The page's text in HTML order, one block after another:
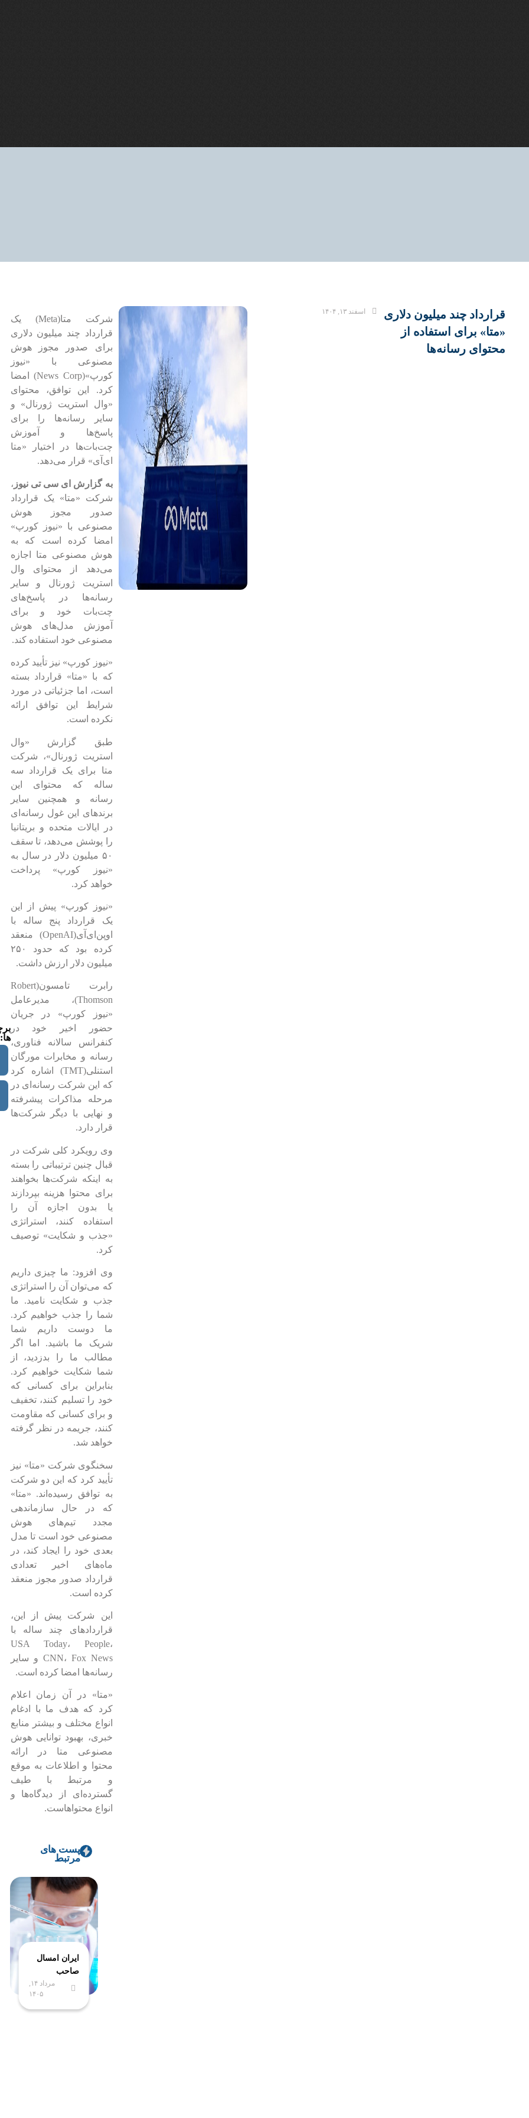
قرارداد چند میلیون دلاری
«متا» برای استفاده از
محتوای رسانه‌ها
اسفند ۱۳, ۱۴۰۴
پست های
مرتبط
ایران امسال
صاحب
پیشرفته‌ترین
ملی
مرداد ۱۴,
۱۴۰۵
شرکت متا(Meta) یک
قرارداد چند میلیون دلاری
برای صدور مجوز هوش
مصنوعی با «نیوز
کورپ»(News Corp) امضا
کرد. این توافق، محتوای
«وال استریت ژورنال» و
سایر رسانه‌ها را برای
پاسخ‌ها و آموزش
چت‌بات‌ها در اختیار «متا
ای‌آی» قرار می‌دهد.
به گزارش ای سی تی نیوز ،
شرکت «متا» یک قرارداد
صدور مجوز هوش
مصنوعی با «نیوز کورپ»
امضا کرده است که به
هوش مصنوعی متا اجازه
می‌دهد از محتوای وال
استریت ژورنال و سایر
رسانه‌ها در پاسخ‌های
چت‌بات خود و برای
آموزش مدل‌های هوش
مصنوعی خود استفاده کند.
«نیوز کورپ» نیز تأیید کرده
که با «متا» قرارداد بسته
است، اما جزئیاتی در مورد
شرایط این توافق ارائه
نکرده است.
طبق گزارش «وال
استریت ژورنال»، شرکت
متا برای یک قرارداد سه
ساله که محتوای این
رسانه و همچنین سایر
برندهای این غول رسانه‌ای
در ایالات متحده و بریتانیا
را پوشش می‌دهد، تا سقف
۵۰ میلیون دلار در سال به
«نیوز کورپ» پرداخت
خواهد کرد.
«نیوز کورپ» پیش از این
یک قرارداد پنج ساله با
اوپن‌ای‌آی(OpenAI) منعقد
کرده بود که حدود ۲۵۰
میلیون دلار ارزش داشت.
رابرت تامسون(Robert
Thomson)، مدیرعامل
«نیوز کورپ» در جریان
حضور اخیر خود در
کنفرانس سالانه فناوری،
رسانه و مخابرات مورگان
استنلی(TMT) اشاره کرد
که این شرکت رسانه‌ای در
مرحله مذاکرات پیشرفته
و نهایی با دیگر شرکت‌ها
قرار دارد.
وی رویکرد کلی شرکت در
قبال چنین ترتیباتی را بسته
به اینکه شرکت‌ها بخواهند
برای محتوا هزینه بپردازند
یا بدون اجازه آن را
استفاده کنند، استراتژی
«جذب و شکایت» توصیف
کرد.
وی افزود: ما چیزی داریم
که می‌توان آن را استراتژی
جذب و شکایت نامید. ما
شما را جذب خواهیم کرد.
ما دوست داریم شما
شریک ما باشید. اما اگر
مطالب ما را بدزدید، از
شما شکایت خواهیم کرد.
بنابراین برای کسانی که
خود را تسلیم کنند، تخفیف
و برای کسانی که مقاومت
کنند، جریمه در نظر گرفته
خواهد شد.
سخنگوی شرکت «متا» نیز
تأیید کرد که این دو شرکت
به توافق رسیده‌اند. «متا»
که در حال سازماندهی
مجدد تیم‌های هوش
مصنوعی خود است تا مدل
بعدی خود را ایجاد کند، در
ماه‌های اخیر تعدادی
قرارداد صدور مجوز منعقد
کرده است.
این شرکت پیش از این،
قراردادهای چند ساله با
USA Today، People،
CNN، Fox News و سایر
رسانه‌ها امضا کرده است.
«متا» در آن زمان اعلام
کرد که هدف ما با ادغام
انواع مختلف و بیشتر منابع
خبری، بهبود توانایی هوش
مصنوعی متا در ارائه
محتوا و اطلاعات به موقع
و مرتبط با طیف
گسترده‌ای از دیدگاه‌ها و
انواع محتواهاست.
ها: